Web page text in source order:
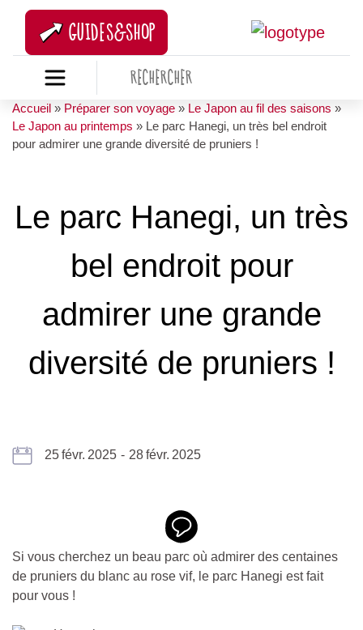
GUIDES&SHOP
Accueil » Préparer son voyage » Le Japon au fil des saisons »
Le Japon au printemps » Le parc Hanegi, un très bel endroit
pour admirer une grande diversité de pruniers !
Le parc Hanegi, un très
bel endroit pour
admirer une grande
diversité de pruniers !
25févr. 2025 - 28févr. 2025
Si vous cherchez un beau parc où admirer des centaines
de pruniers du blanc au rose vif, le parc Hanegi est fait
pour vous !